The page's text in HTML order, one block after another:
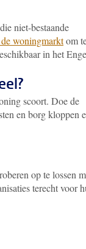
niet-bestaande
woningmarktom
in het
scoort. Doe de
en borg kloppen
op te lossen
terecht voor